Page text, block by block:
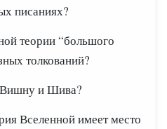
писаниях?
теории “большого
толкований?
Вишну и Шива?
Вселенной имеет место